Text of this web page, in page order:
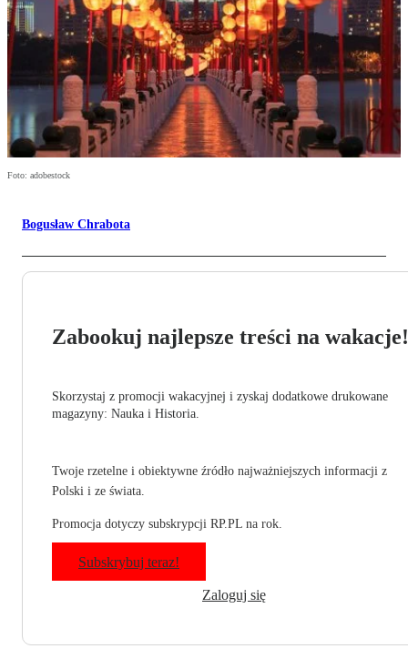
Foto: adobestock
Bogusław Chrabota
Zabookuj najlepsze treści na wakacje!
Skorzystaj z promocji wakacyjnej i zyskaj dodatkowe drukowane
magazyny: Nauka i Historia.
Twoje rzetelne i obiektywne źródło najważniejszych informacji z
Polski i ze świata.
Promocja dotyczy subskrypcji RP.PL na rok.
Subskrybuj teraz!
Zaloguj się